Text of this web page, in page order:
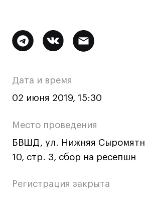
Промышленный и предметный
Подготовительные курсы и
развитие
ИЗО и Керамика
Ландшафтный дизайн
Все программы
Онлайн-программы
Дополнительная
о
мероприятии
Дата и время
02 июня 2019, 15:30
Место проведения
БВШД, ул. Нижняя
10, стр. 3, сбор на ресепшн
Регистрация закрыта